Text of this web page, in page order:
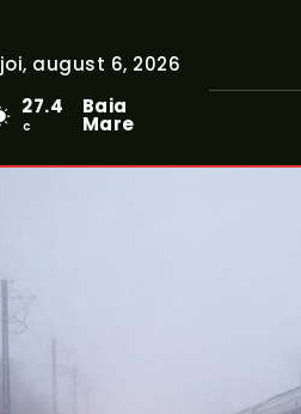
joi, august 6, 2026
27.4
C
Baia
Mare